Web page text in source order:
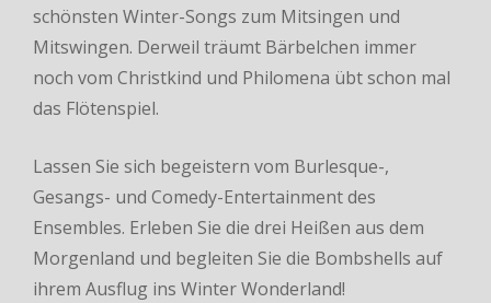
schönsten Winter-Songs zum Mitsingen und
Mitswingen. Derweil träumt Bärbelchen immer
noch vom Christkind und Philomena übt schon mal
das Flötenspiel.
Lassen Sie sich begeistern vom Burlesque-,
Gesangs- und Comedy-Entertainment des
Ensembles. Erleben Sie die drei Heißen aus dem
Morgenland und begleiten Sie die Bombshells auf
ihrem Ausflug ins Winter Wonderland!